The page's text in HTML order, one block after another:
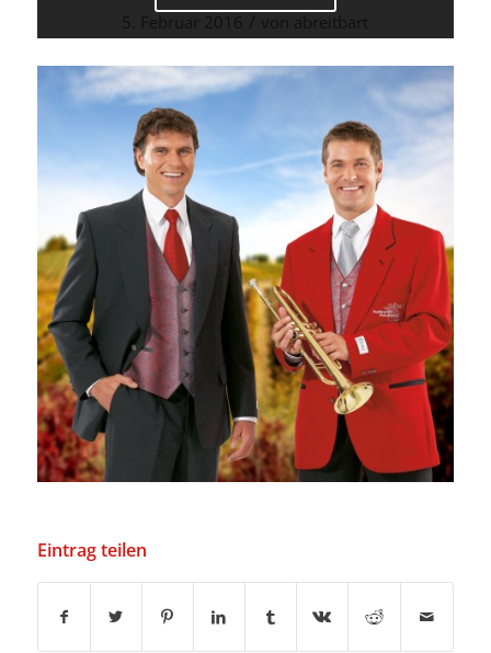
5. Februar 2016 / von abreitbart
Eintrag teilen